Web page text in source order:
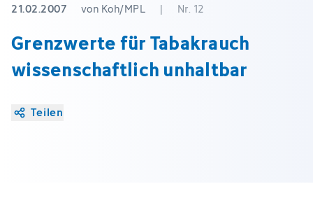
21.02.2007 von Koh/MPL | Nr. 12
Grenzwerte für Tabakrauch
wissenschaftlich unhaltbar
Teilen